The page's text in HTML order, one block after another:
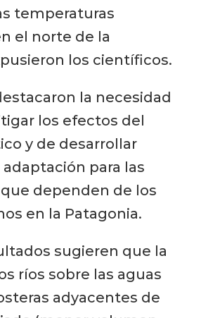
temperaturas
el norte de la
los científicos.
la necesidad
los efectos del
y de desarrollar
para las
dependen de los
en la Patagonia.
sugieren que la
ríos sobre las aguas
adyacentes de